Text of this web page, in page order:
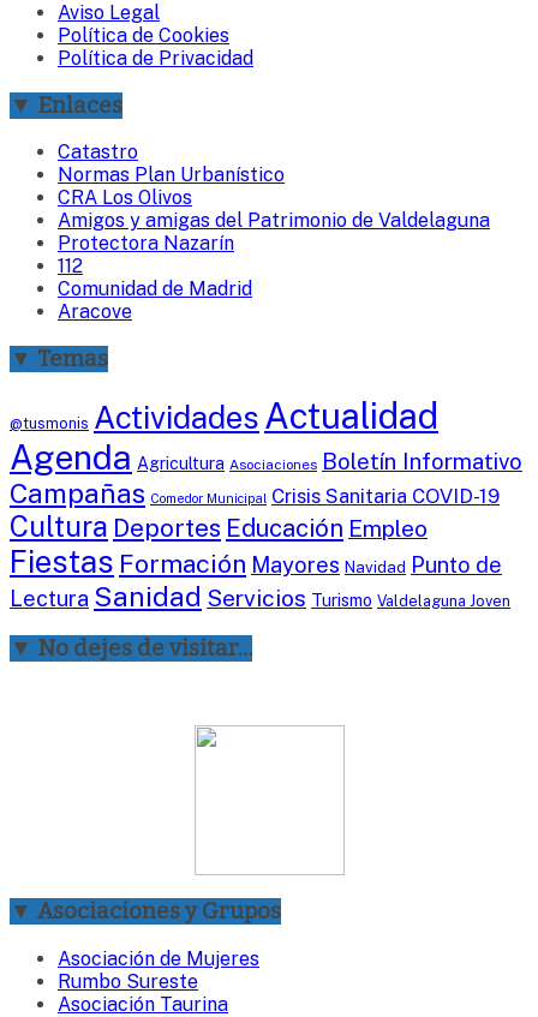
Aviso Legal
Política de Cookies
Política de Privacidad
▼ Enlaces
Catastro
Normas Plan Urbanístico
CRA Los Olivos
Amigos y amigas del Patrimonio de Valdelaguna
Protectora Nazarín
112
Comunidad de Madrid
Aracove
▼ Temas
@tusmonis ActividadesActualidad
Agenda Agricultura Asociaciones Boletín Informativo
Campañas Comedor Municipal Crisis Sanitaria COVID-19
Cultura Deportes Educación Empleo
Fiestas Formación Mayores Navidad Punto de
Lectura Sanidad Servicios Turismo Valdelaguna Joven
▼ No dejes de visitar…
▼ Asociaciones y Grupos
Asociación de Mujeres
Rumbo Sureste
Asociación Taurina